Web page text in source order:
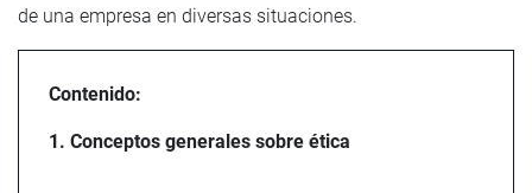
de una empresa en diversas situaciones.
Contenido:
1. Conceptos generales sobre ética